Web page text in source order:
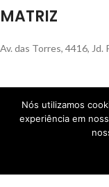
MATRIZ
Av. das Torres, 4416, Jd.
FILIAL RS
Rua Henrique Rech,
Nós utilizamos
experiência em